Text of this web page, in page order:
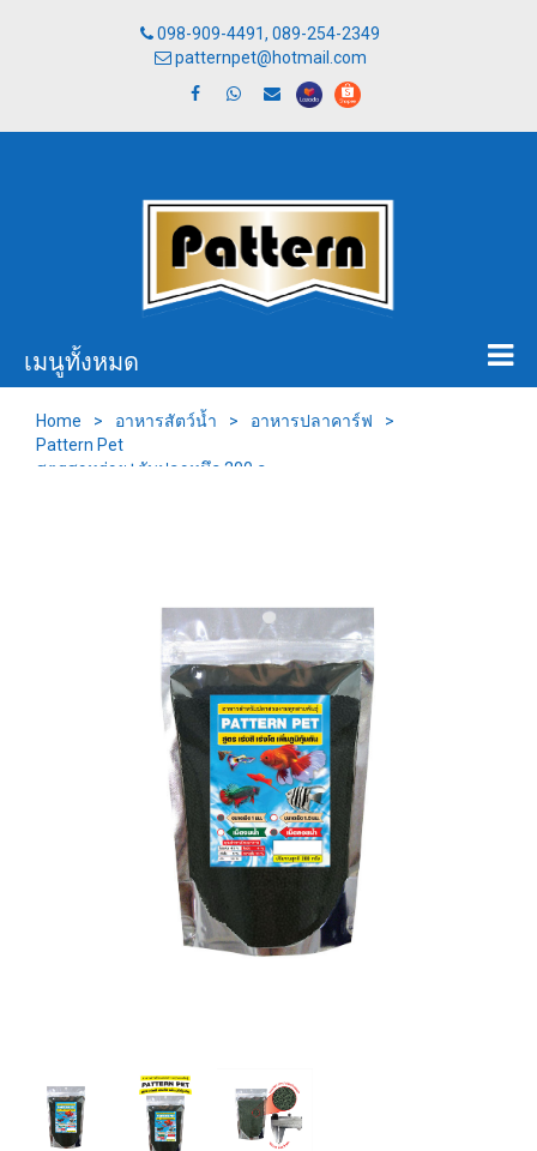
098-909-4491, 089-254-2349
patternpet@hotmail.com
เมนูทั้งหมด
Home > อาหารสัตว์น้ำ > อาหารปลาคาร์ฟ
>
Pattern Pet
สูตรสาหร่าย+ตับปลาหมึก 200 ก.